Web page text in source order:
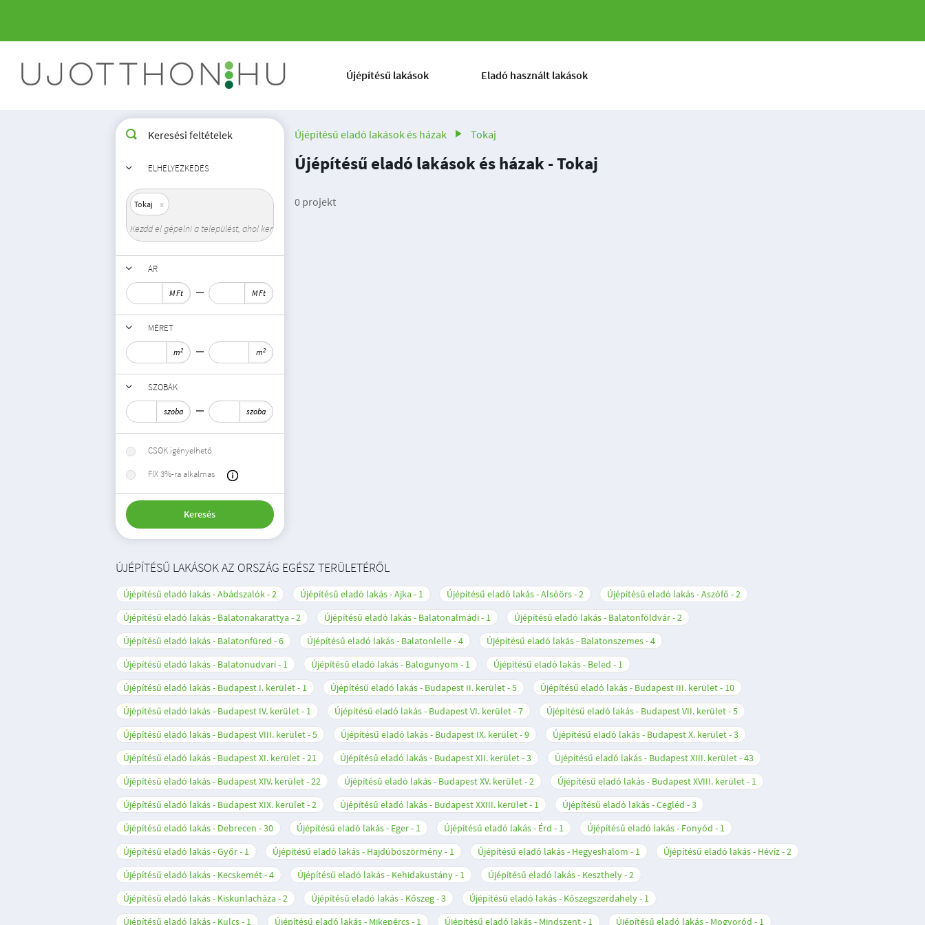
Újépítésű lakások Eladó használt lakások
Újépítésű eladó lakások és házak Tokaj
Újépítésű eladó lakások és házak - Tokaj
0 projekt
Keresési feltételek
ELHELYEZKEDÉS
Tokaj
ÁR
M Ft M Ft
MÉRET
m2 m2
SZOBÁK
szoba szoba
CSOK igényelhető
FIX 3%-ra alkalmas
Keresés
ÚJÉPÍTÉSŰ LAKÁSOK AZ ORSZÁG EGÉSZ TERÜLETÉRŐL
Újépítésű eladó lakás - Abádszalók 2 Újépítésű eladó lakás - Ajka 1 Újépítésű eladó lakás - Alsóörs 2 Újépítésű eladó lakás - Aszófő
2
Újépítésű eladó lakás - Balatonakarattya 2 Újépítésű eladó lakás - Balatonalmádi 1 Újépítésű eladó lakás - Balatonföldvár 2
Újépítésű eladó lakás - Balatonfüred
6 Újépítésű eladó lakás - Balatonlelle 4 Újépítésű eladó lakás - Balatonszemes 4
Újépítésű eladó lakás - Balatonudvari
1 Újépítésű eladó lakás - Balogunyom 1 Újépítésű eladó lakás - Beled
1
Újépítésű eladó lakás - Budapest I. kerület
1 Újépítésű eladó lakás - Budapest II. kerület 5 Újépítésű eladó lakás - Budapest III. kerület
10
Újépítésű eladó lakás - Budapest IV. kerület
1 Újépítésű eladó lakás - Budapest VI. kerület 7 Újépítésű eladó lakás - Budapest VII. kerület 5
Újépítésű eladó lakás - Budapest VIII. kerület 5 Újépítésű eladó lakás - Budapest IX. kerület 9 Újépítésű eladó lakás - Budapest X. kerület 3
Újépítésű eladó lakás - Budapest XI. kerület 21 Újépítésű eladó lakás - Budapest XII. kerület 3 Újépítésű eladó lakás - Budapest XIII. kerület 43
Újépítésű eladó lakás - Budapest XIV. kerület 22 Újépítésű eladó lakás - Budapest XV. kerület 2 Újépítésű eladó lakás - Budapest XVIII. kerület
1
Újépítésű eladó lakás - Budapest XIX. kerület 2 Újépítésű eladó lakás - Budapest XXIII. kerület 1 Újépítésű eladó lakás - Cegléd
3
Újépítésű eladó lakás - Debrecen
30 Újépítésű eladó lakás - Eger 1 Újépítésű eladó lakás - Érd 1 Újépítésű eladó lakás - Fonyód
1
Újépítésű eladó lakás - Győr
1 Újépítésű eladó lakás - Hajdúböszörmény 1 Újépítésű eladó lakás - Hegyeshalom 1 Újépítésű eladó lakás - Hévíz 2
Újépítésű eladó lakás - Kecskemét 4 Újépítésű eladó lakás - Kehidakustány 1 Újépítésű eladó lakás - Keszthely 2
Újépítésű eladó lakás - Kiskunlacháza 2 Újépítésű eladó lakás - Kőszeg 3 Újépítésű eladó lakás - Kőszegszerdahely
1
Újépítésű eladó lakás - Kulcs
1 Újépítésű eladó lakás - Mikepércs 1 Újépítésű eladó lakás - Mindszent 1 Újépítésű eladó lakás - Mogyoród 1